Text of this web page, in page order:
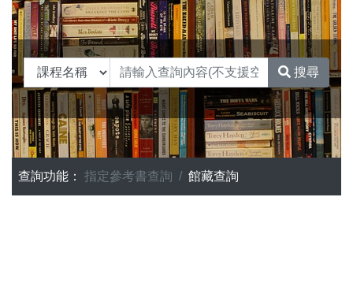
搜尋
查詢功能： 指定參考書查詢 館藏查詢